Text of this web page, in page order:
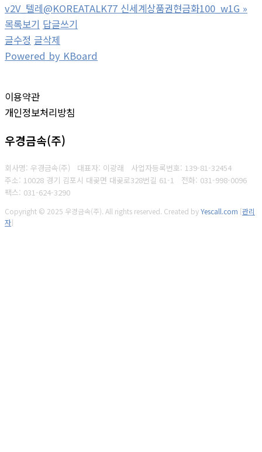
v2V_텔레@KOREATALK77 신세계상품권현금화100_w1G »
목록보기 답글쓰기
글수정 글삭제
Powered by KBoard
이용약관
개인정보처리방침
우경금속(주)
회사명: 우경금속(주) 대표자: 이광래 사업자등록번호: 139-81-32454
주소: 10028 경기 김포시 대곶면 대곶로328번길 61-1 전화: 031-998-0096
팩스: 031-624-3290
Copyright © 2025 우경금속(주). All rights reserved. Created byYescall.com [관리
자]